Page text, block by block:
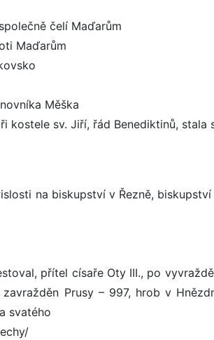
čelí Maďarům
Maďarům
Měška
kostele sv. Jiří, řád Benediktinů, stala
na biskupství v Řezně,
přítel císaře Oty III., po
Prusy – 997, hrob v
svatého